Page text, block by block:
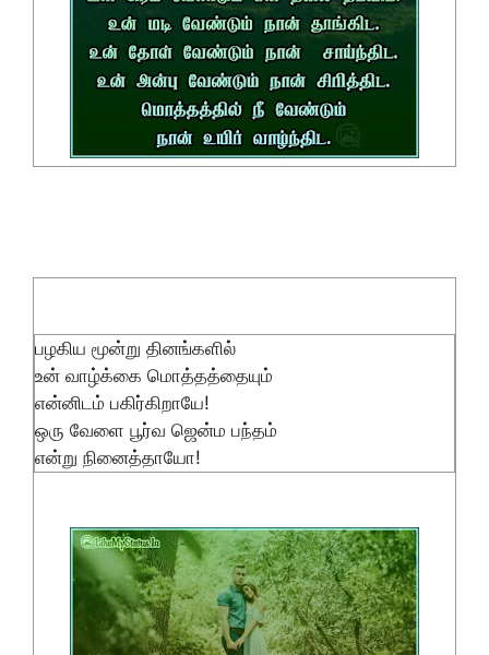
பழகிய மூன்று தினங்களில்
உன் வாழ்க்கை மொத்தத்தையும்
என்னிடம் பகிர்கிறாயே!
ஒரு வேளை பூர்வ ஜென்ம பந்தம்
என்று நினைத்தாயோ!